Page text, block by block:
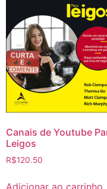
Canais de Youtube
Leigos
R$120.50